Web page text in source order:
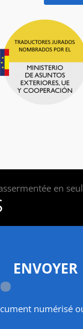
en
ENVOYER
numérisé